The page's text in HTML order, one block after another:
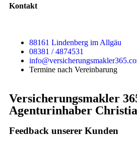
Kontakt
88161 Lindenberg im Allgäu
08381 / 4874531
Termine nach Vereinbarung
Versicherungsmakler
Agenturinhaber
Feedback unserer Kunden